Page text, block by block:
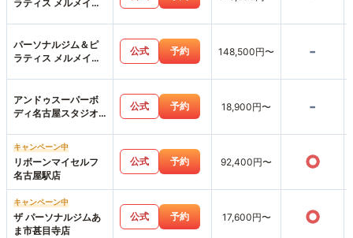
ラティス メルメイク
パーソナルジム＆ピ
ラティス メルメイク
公式 予約 148,500円〜 -
アンドゥスーパーボ
ディ名古屋スタジオ
公式 予約 18,900円〜 -
キャンペーン中
リボーンマイセルフ
名古屋駅店
公式 予約 92,400円〜 ○
キャンペーン中
ザ パーソナルジムあ
ま市甚目寺店
公式 予約 17,600円〜 ○